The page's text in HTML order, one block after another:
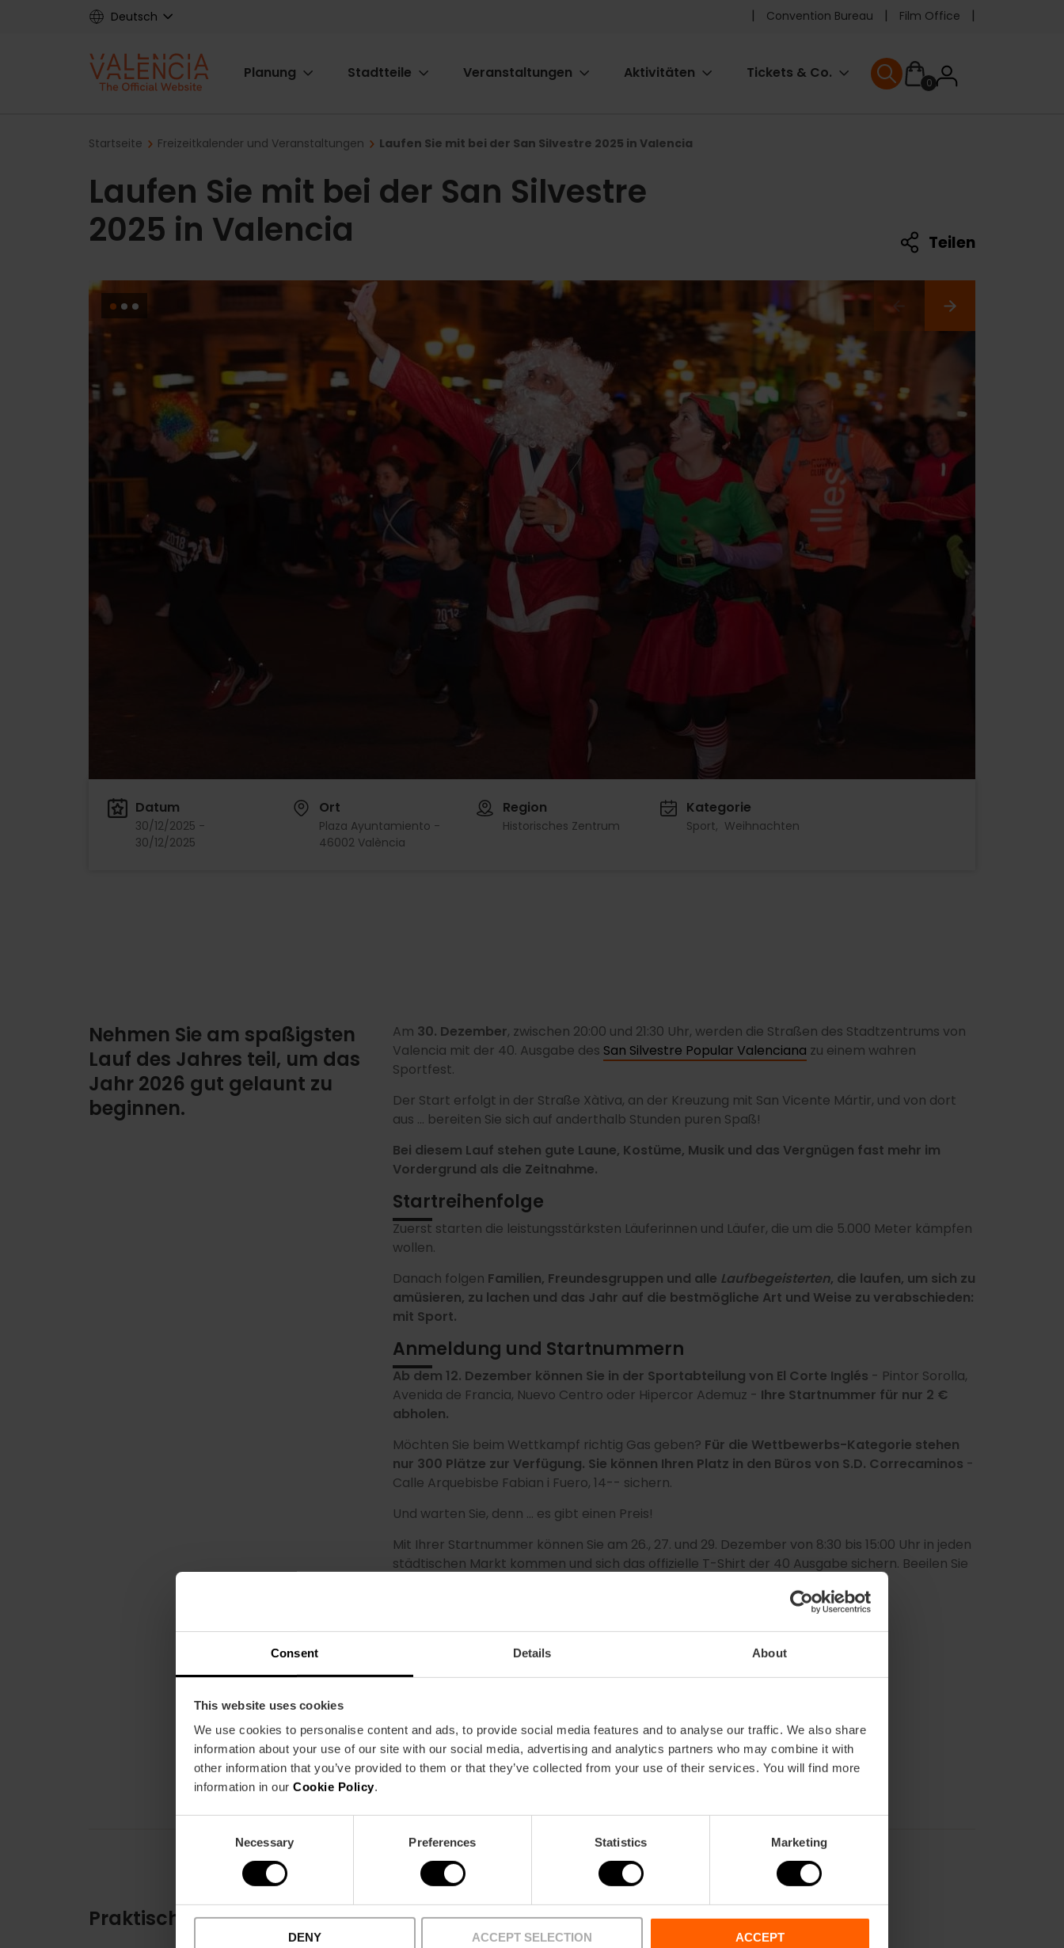
Consent Details About
This website uses cookies
We use cookies to personalise content and ads, to provide social media features and to analyse our traffic. We also share
information about your use of our site with our social media, advertising and analytics partners who may combine it with
other information that you’ve provided to them or that they’ve collected from your use of their services. You will find more
information in our Cookie Policy.
Necessary Preferences Statistics Marketing
DENY ACCEPT SELECTION ACCEPT
Deutsch
Pre
header
Convention Bureau Film Office
Main
Planung Stadtteile Veranstaltungen Aktivitäten Tickets & Co.
0User
User menu
Breadcrumb
Startseite Freizeitkalender und Veranstaltungen Laufen Sie mit bei der San Silvestre 2025 in Valencia
Laufen Sie mit bei der San Silvestre
2025 in Valencia
Teilen
Datum
30/12/2025 -
30/12/2025
Ort
Plaza Ayuntamiento -
46002 València
Region
Historisches Zentrum
Kategorie
Sport Weihnachten
Nehmen Sie am spaßigsten
Lauf des Jahres teil, um das
Jahr 2026 gut gelaunt zu
beginnen.
Am 30. Dezember, zwischen 20:00 und 21:30 Uhr, werden die Straßen des Stadtzentrums von
Valencia mit der 40. Ausgabe des San Silvestre Popular Valenciana zu einem wahren
Sportfest.
Der Start erfolgt in der Straße Xàtiva, an der Kreuzung mit San Vicente Mártir, und von dort
aus ... bereiten Sie sich auf anderthalb Stunden puren Spaß!
Bei diesem Lauf stehen gute Laune, Kostüme, Musik und das Vergnügen fast mehr im
Vordergrund als die Zeitnahme.
Startreihenfolge
Zuerst starten die leistungsstärksten Läuferinnen und Läufer, die um die 5.000 Meter kämpfen
wollen.
Danach folgen Familien, Freundesgruppen und alle Laufbegeisterten, die laufen, um sich zu
amüsieren, zu lachen und das Jahr auf die bestmögliche Art und Weise zu verabschieden:
mit Sport.
Anmeldung und Startnummern
Ab dem 12. Dezember können Sie in der Sportabteilung von El Corte Inglés - Pintor Sorolla,
Avenida de Francia, Nuevo Centro oder Hipercor Ademuz - Ihre Startnummer für nur 2 €
abholen.
Möchten Sie beim Wettkampf richtig Gas geben? Für die Wettbewerbs-Kategorie stehen
nur 300 Plätze zur Verfügung. Sie können Ihren Platz in den Büros von S.D. Correcaminos -
Calle Arquebisbe Fabian i Fuero, 14-- sichern.
Und warten Sie, denn ... es gibt einen Preis!
Mit Ihrer Startnummer können Sie am 26., 27. und 29. Dezember von 8:30 bis 15:00 Uhr in jeden
städtischen Markt kommen und sich das offizielle T-Shirt der 40 Ausgabe sichern. Beeilen Sie
Weitere Informationen
Praktische Informationen Datum
30/12/2025 - 30/12/2025